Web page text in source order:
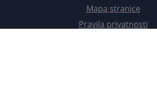
Mapa stranice
Pravila privatnosti